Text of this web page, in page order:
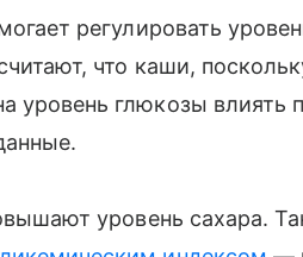
регулировать
что каши,
уровень глюкозы влиять
уровень сахара.